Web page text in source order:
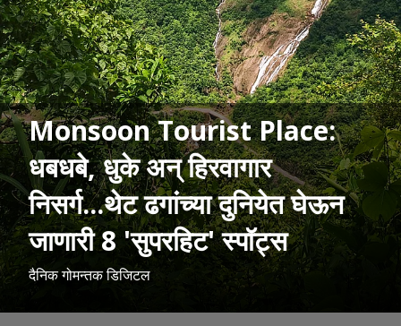
Monsoon Tourist Place:
धबधबे, धुके अन् हिरवागार
निसर्ग...थेट ढगांच्या दुनियेत घेऊन
जाणारी 8 'सुपरहिट' स्पॉट्स
दैनिक गोमन्तक डिजिटल